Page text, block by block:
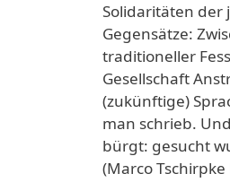
Solidaritäten der
Gegensätze:
traditioneller
Gesellschaft
(zukünftige)
man schrieb.
bürgt: gesucht
(Marco